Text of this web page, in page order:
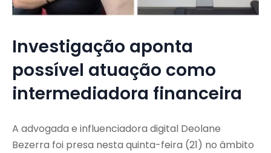
Investigação aponta
possível atuação como
intermediadora financeira
A advogada e influenciadora digital Deolane
Bezerra foi presa nesta quinta-feira (21) no âmbito